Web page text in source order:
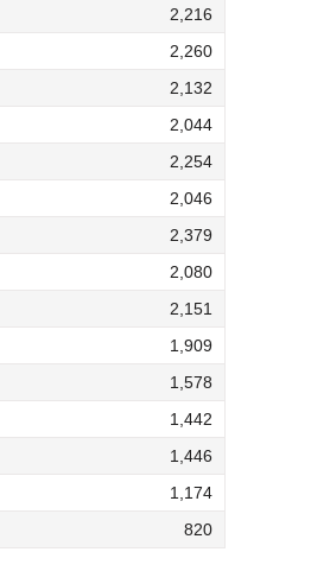
2,216
2,260
2,132
2,044
2,254
2,046
2,379
2,080
2,151
1,909
1,578
1,442
1,446
1,174
820